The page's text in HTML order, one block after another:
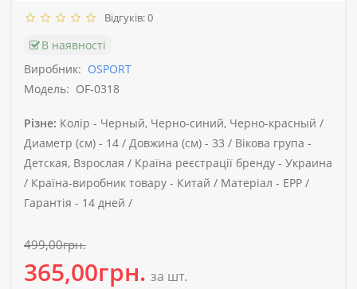
Відгуків: 0
В наявності
Виробник: OSPORT
Модель: OF-0318
Різне: Колір - Черный, Черно-синий, Черно-красный /
Диаметр (см) - 14 / Довжина (см) - 33 / Вікова група -
Детская, Взрослая / Країна реєстрації бренду - Украина
/ Країна-виробник товару - Китай / Матеріал - EPP /
Гарантія - 14 дней /
499,00грн.
365,00грн. за шт.